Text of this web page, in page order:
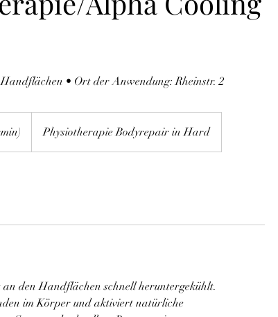
• Ort der Anwendung: Rheinstr. 2
Physiotherapie Bodyrepair in Hard
den Handflächen schnell heruntergekühlt.
im Körper und aktiviert natürliche